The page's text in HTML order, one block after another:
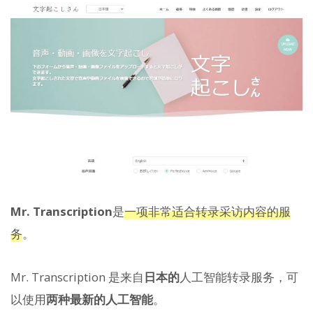
Mr. Transcription是一项非常适合转录采访内容的服
务。
Mr. Transcription 是来自 日本的人工智能转录服务，可
以使用两种最新的人工智能。